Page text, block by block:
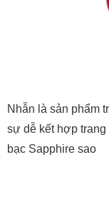
Nhẫn là sản phẩm
sự dễ kết hợp
bạc Sapphire sao